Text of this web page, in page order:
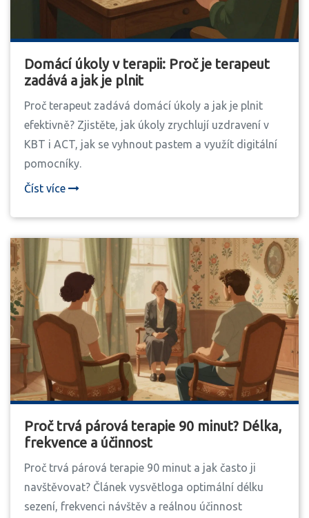
Domácí úkoly v terapii: Proč je terapeut
zadává a jak je plnit
Proč terapeut zadává domácí úkoly a jak je plnit
efektivně? Zjistěte, jak úkoly zrychlují uzdravení v
KBT i ACT, jak se vyhnout pastem a využít digitální
pomocníky.
Číst více
Proč trvá párová terapie 90 minut? Délka,
frekvence a účinnost
Proč trvá párová terapie 90 minut a jak často ji
navštěvovat? Článek vysvětloga optimální délku
sezení, frekvenci návštěv a reálnou účinnost